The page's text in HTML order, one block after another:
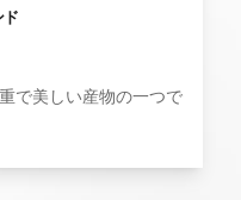
で美しい産物の一つで